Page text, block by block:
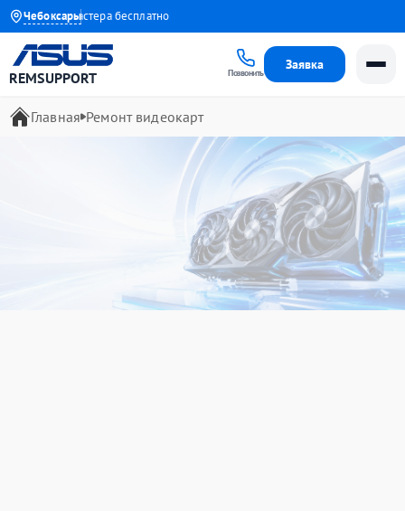
Чебоксары
Выезд мастера бесплатно
REMSUPPORT Позвонить
Заявка
Главная Ремонт видеокарт